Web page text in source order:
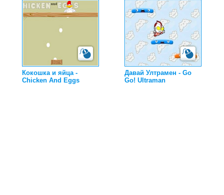
Кокошка и яйца -
Chicken And Eggs
Давай Ултрамен - Go
Go! Ultraman